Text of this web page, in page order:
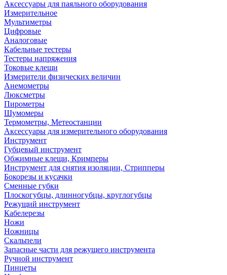
Аксессуары для паяльного оборудования
Измерительное
Мультиметры
Цифровые
Аналоговые
Кабельные тестеры
Тестеры напряжения
Токовые клещи
Измерители физических величин
Анемометры
Люксметры
Пирометры
Шумомеры
Термометры, Метеостанции
Аксессуары для измерительного оборудования
Инструмент
Губцевый инструмент
Обжимные клещи, Кримперы
Инструмент для снятия изоляции, Стрипперы
Бокорезы и кусачки
Сменные губки
Плоскогубцы, длинногубцы, круглогубцы
Режущий инструмент
Кабелерезы
Ножи
Ножницы
Скальпели
Запасные части для режущего инструмента
Ручной инструмент
Пинцеты